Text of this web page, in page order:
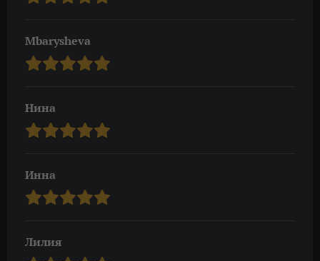
Mbarysheva
Нина
Инна
Лилия